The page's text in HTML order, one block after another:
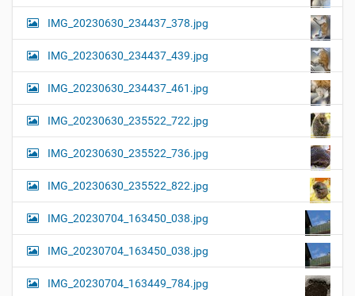
IMG_20230630_234437_378.jpg
IMG_20230630_234437_439.jpg
IMG_20230630_234437_461.jpg
IMG_20230630_235522_722.jpg
IMG_20230630_235522_736.jpg
IMG_20230630_235522_822.jpg
IMG_20230704_163450_038.jpg
IMG_20230704_163450_038.jpg
IMG_20230704_163449_784.jpg